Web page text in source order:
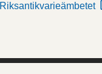
Riksantikvarieämbetet